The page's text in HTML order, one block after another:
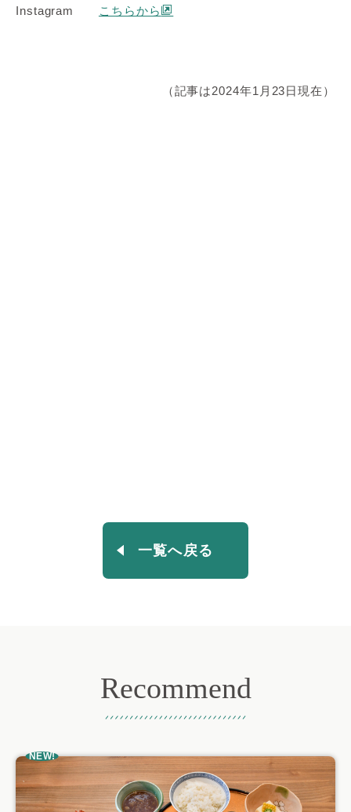
Instagram
こちらから
（記事は2024年1月23日現在）
一覧へ戻る
Recommend
NEW!